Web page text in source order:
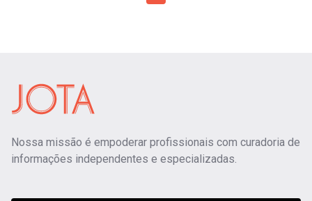
Nossa missão é empoderar profissionais com curadoria de
informações independentes e especializadas.